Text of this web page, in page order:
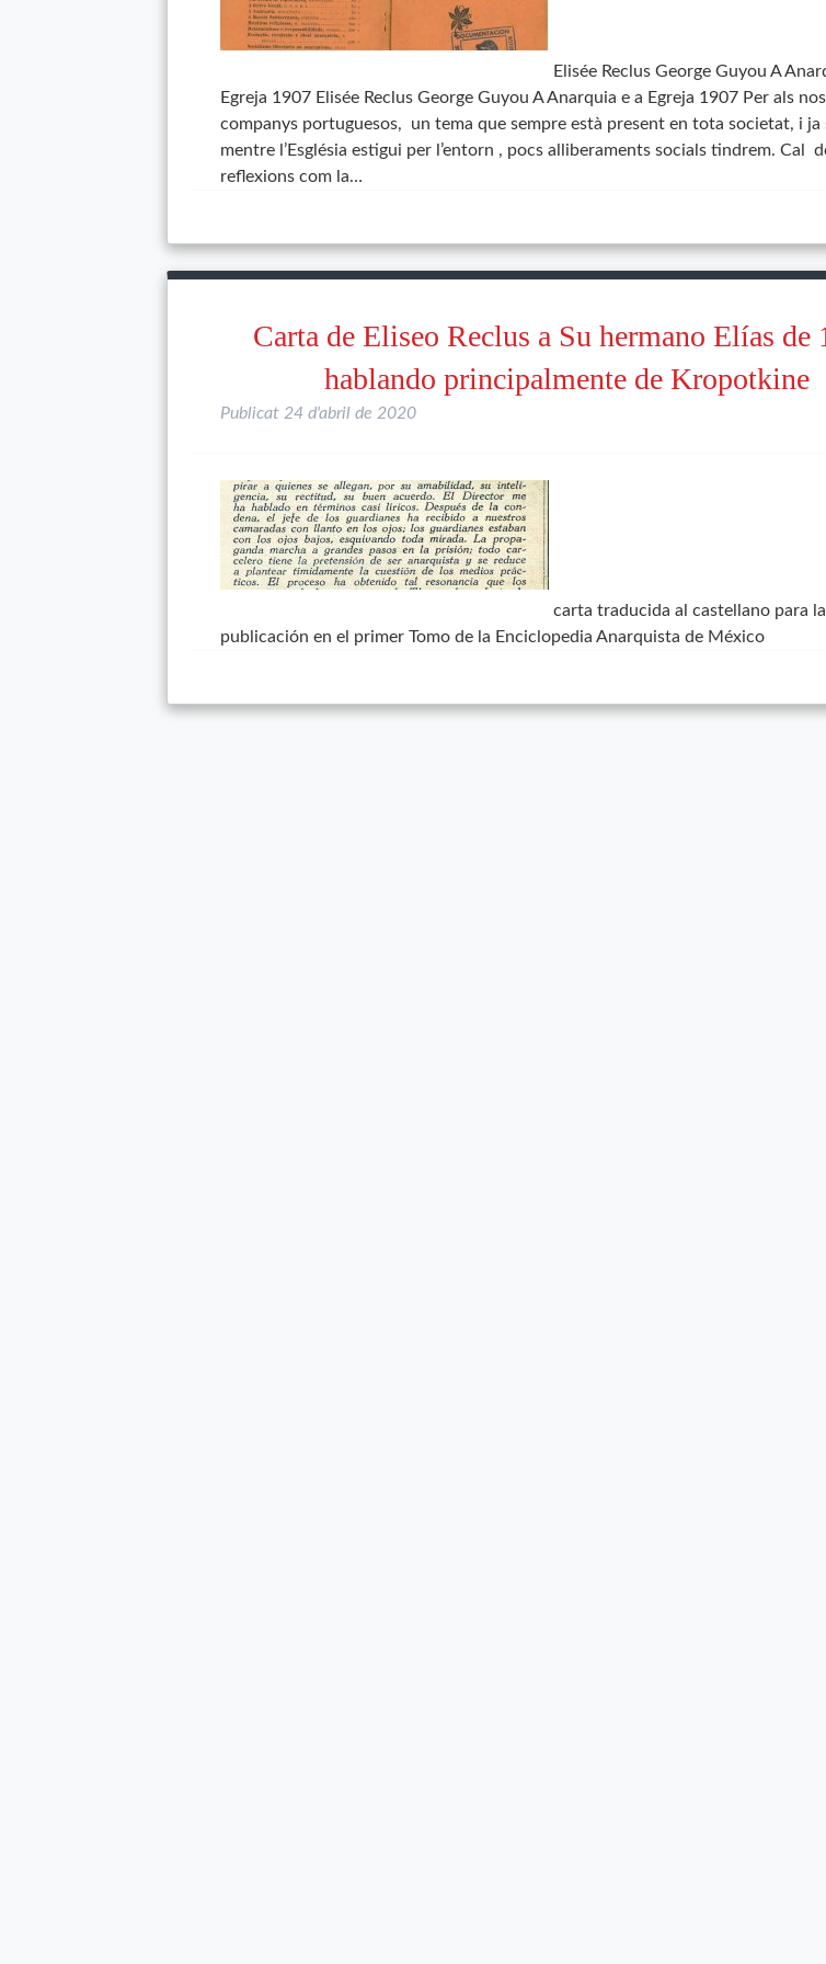
Elisée Reclus George Guyou A
Egreja 1907 Elisée Reclus George Guyou A Anarquia e a Egreja 1907 Per als
companys portuguesos, un tema que sempre està present en tota societat, i ja
mentre l’Església estigui per l’entorn , pocs alliberaments socials tindrem. Cal
reflexions com la…
Carta de Eliseo Reclus a Su hermano Elías de
hablando principalmente de Kropotkine
Publicat 24 d'abril de 2020
carta traducida al castellano para la
publicación en el primer Tomo de la Enciclopedia Anarquista de México